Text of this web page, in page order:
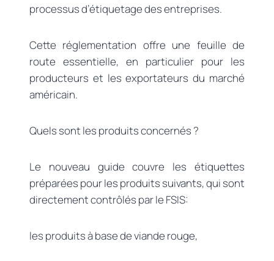
processus d’étiquetage des entreprises.
Cette réglementation offre une feuille de
route essentielle, en particulier pour les
producteurs et les exportateurs du marché
américain.
Quels sont les produits concernés ?
Le nouveau guide couvre les étiquettes
préparées pour les produits suivants, qui sont
directement contrôlés par le FSIS:
les produits à base de viande rouge,